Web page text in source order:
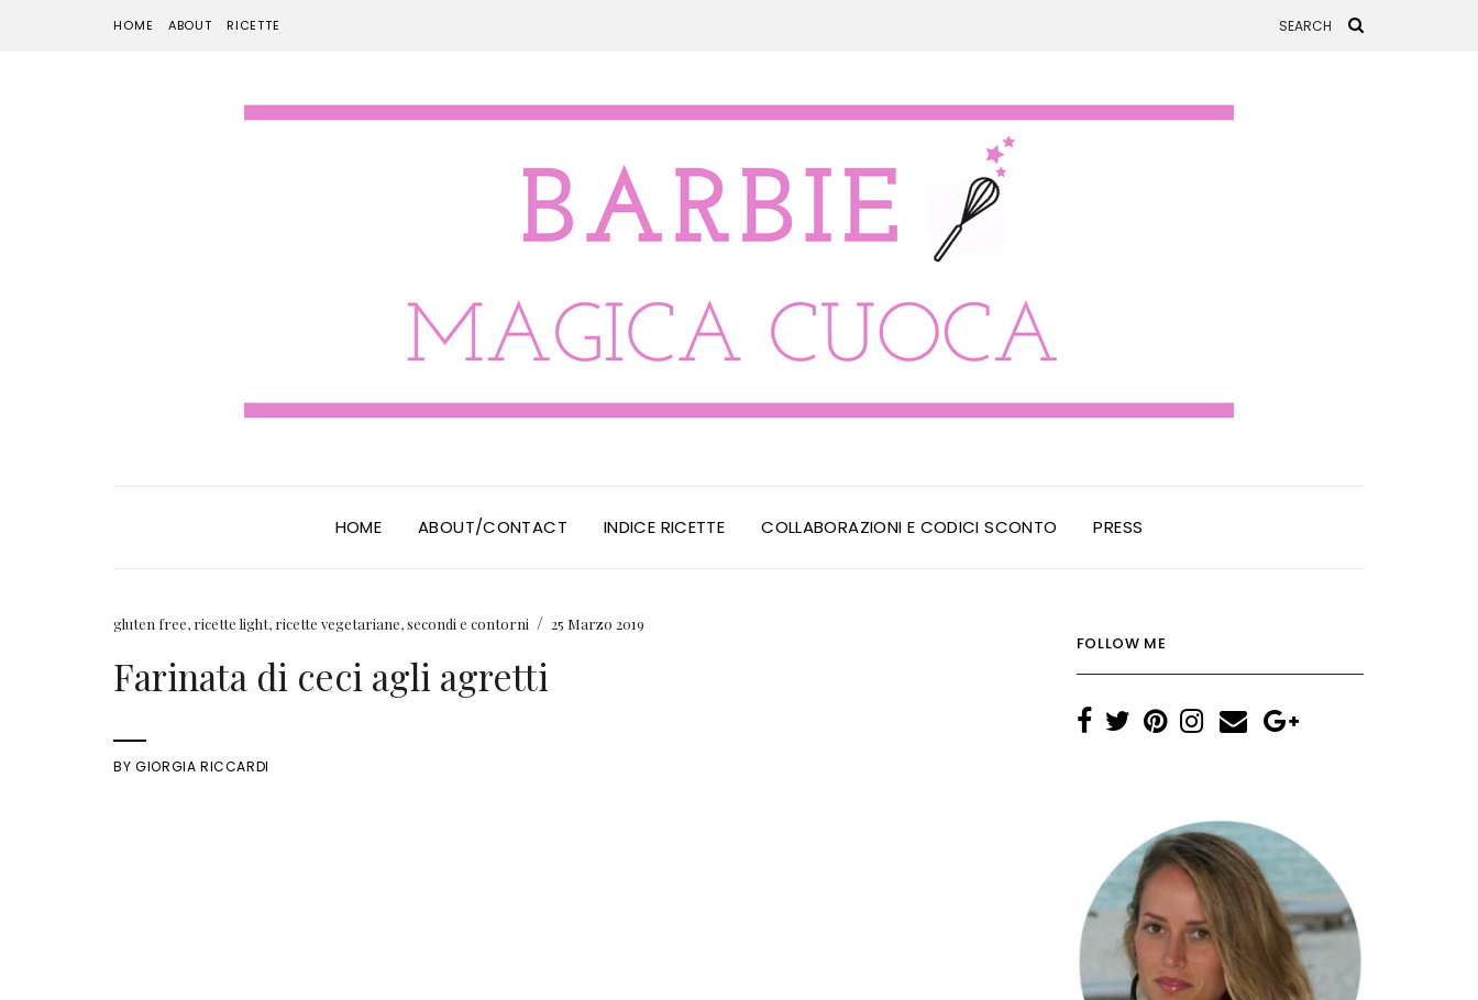
HOME ABOUT RICETTE
HOME ABOUT/CONTACT INDICE RICETTE COLLABORAZIONI E CODICI SCONTO PRESS
gluten free, ricette light, ricette vegetariane,secondi e contorni / 25 Marzo 2019
Farinata di ceci agli agretti
BYGIORGIA RICCARDI
FOLLOW ME